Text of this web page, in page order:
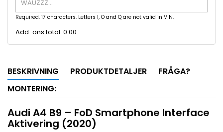
Required. 17 characters. Letters I, O and Q are not valid in VIN.
Add-ons total: 0.00
BESKRIVNING PRODUKTDETALJER
FRÅGA?
MONTERING:
Audi A4 B9 – FoD Smartphone Interface
Aktivering (2020)